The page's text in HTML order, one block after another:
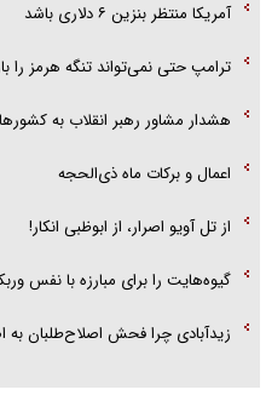
آمریکا منتظر بنزین ۶ دلاری باشد
ترامپ حتی نمی‌تواند تنگه هرمز را
هشدار مشاور رهبر انقلاب به
اعمال و برکات ماه ذی‌الحجه
از تل آویو اصرار، از ابوظبی انکار!
گیوه‌هایت را برای مبارزه با نفس
زیدآبادی چرا فحش اصلاح‌طلبان به